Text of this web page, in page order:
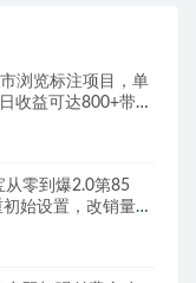
浏览标注项目，单
收益可达800+带分
从零到爆2.0第85
始设置，改销量评